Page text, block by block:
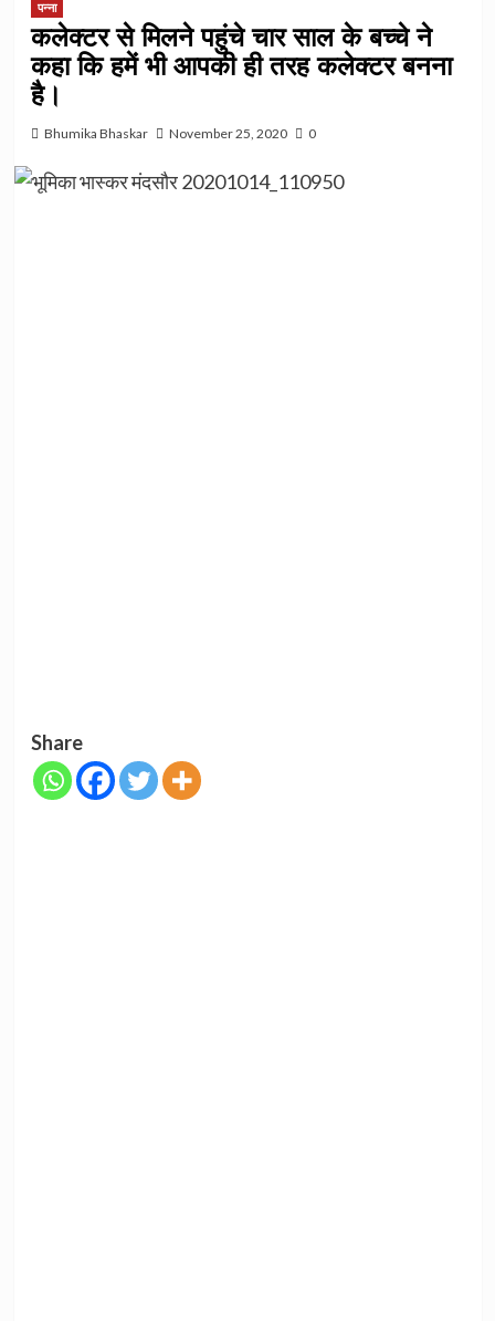
पन्ना
कलेक्टर से मिलने पहुंचे चार साल के बच्चे ने
कहा कि हमें भी आपकी ही तरह कलेक्टर बनना
है।
Bhumika Bhaskar November 25, 2020 0
Share